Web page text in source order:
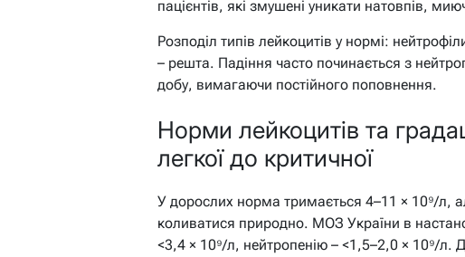
пацієнтів, які змушені уникати натовпів,
Розподіл типів лейкоцитів у нормі:
– решта. Падіння часто починається з
добу, вимагаючи постійного поповнення.
Норми лейкоцитів та
легкої до критичної
У дорослих норма тримається 4–11 × 10⁹/л,
коливатися природно. МОЗ України в
<3,4 × 10⁹/л, нейтропенію – <1,5–2,0 × 10⁹/л.